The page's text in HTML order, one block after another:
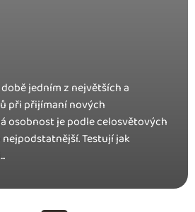
jedním z největších a
při přijímaní nových
osobnost je podle celosvětových
Testují jak